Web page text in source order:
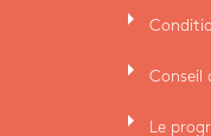
arrow_right
arrow_right Conseil
arrow_right Le